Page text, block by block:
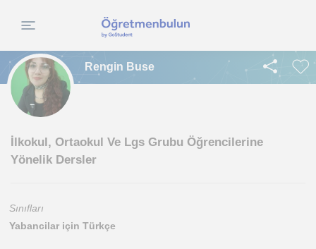
Rengin Buse
İlkokul, Ortaokul Ve Lgs Grubu Öğrencilerine
Yönelik Dersler
Sınıfları
Yabancilar için Türkçe